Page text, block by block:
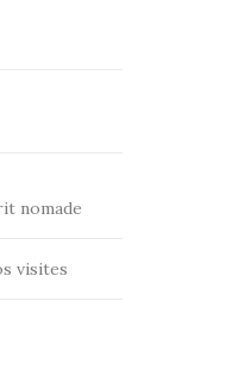
nomade
visites